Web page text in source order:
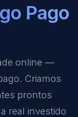
Pago
online —
Criamos
prontos
real investido